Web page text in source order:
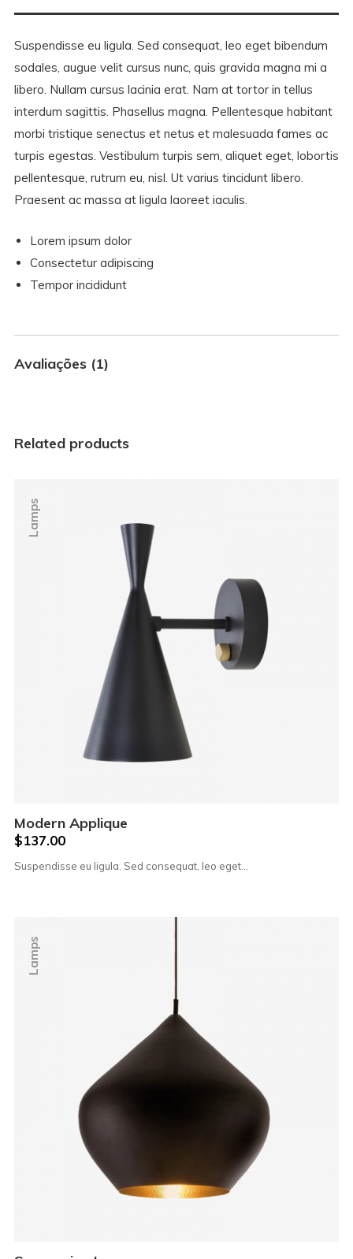
Suspendisse eu ligula. Sed consequat, leo eget bibendum
sodales, augue velit cursus nunc, quis gravida magna mi a
libero. Nullam cursus lacinia erat. Nam at tortor in tellus
interdum sagittis. Phasellus magna. Pellentesque habitant
morbi tristique senectus et netus et malesuada fames ac
turpis egestas. Vestibulum turpis sem, aliquet eget, lobortis
pellentesque, rutrum eu, nisl. Ut varius tincidunt libero.
Praesent ac massa at ligula laoreet iaculis.
Lorem ipsum dolor
Consectetur adipiscing
Tempor incididunt
Avaliações (1)
Related products
Lamps
Modern Applique
$137.00
Suspendisse eu ligula. Sed consequat, leo eget…
Lamps